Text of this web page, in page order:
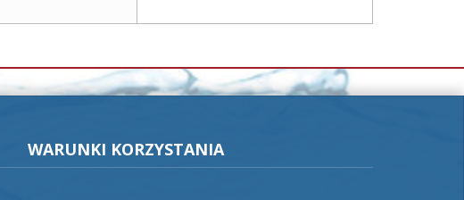
WARUNKI KORZYSTANIA